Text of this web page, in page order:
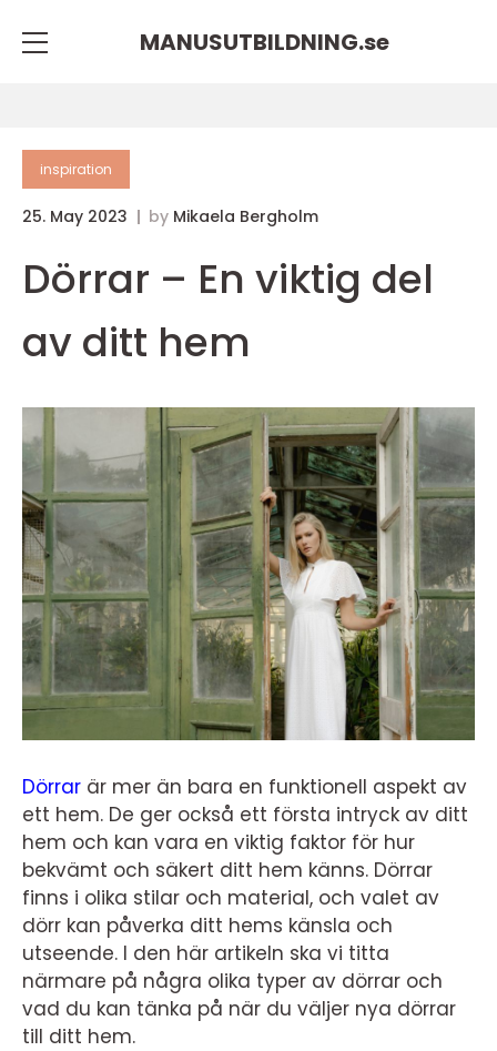
MANUSUTBILDNING.se
inspiration
25. May 2023 by Mikaela Bergholm
Dörrar – En viktig del
av ditt hem
Dörrar är mer än bara en funktionell aspekt av
ett hem. De ger också ett första intryck av ditt
hem och kan vara en viktig faktor för hur
bekvämt och säkert ditt hem känns. Dörrar
finns i olika stilar och material, och valet av
dörr kan påverka ditt hems känsla och
utseende. I den här artikeln ska vi titta
närmare på några olika typer av dörrar och
vad du kan tänka på när du väljer nya dörrar
till ditt hem.